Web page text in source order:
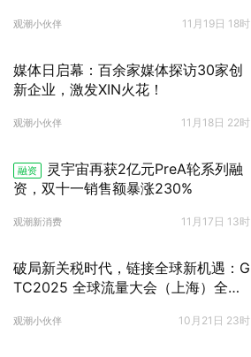
观潮小伙伴 11月19日 18时
媒体日启幕：百余家媒体探访30家创
新企业，激发XIN火花！
观潮小伙伴 11月18日 22时
融资
灵宇宙再获2亿元PreA轮系列融
资，双十一销售额暴涨230%
观潮新消费 11月17日 13时
破局新关税时代，链接全球新机遇：G
TC2025 全球流量大会（上海）全面
观潮小伙伴 10月21日 23时